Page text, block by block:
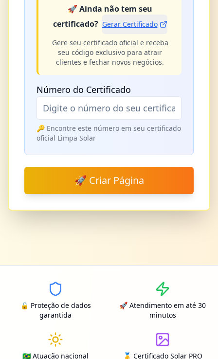
🚀 Ainda não tem seu
certificado? Gerar Certificado
Gere seu certificado oficial e receba
seu código exclusivo para atrair
clientes e fechar novos negócios.
Número do Certificado
🔑 Encontre este número em seu certificado
oficial Limpa Solar
🚀 Criar Página
🔒 Proteção de dados
garantida
🚀 Atendimento em até 30
minutos
🇧🇷 Atuação nacional 🥇 Certificado Solar PRO